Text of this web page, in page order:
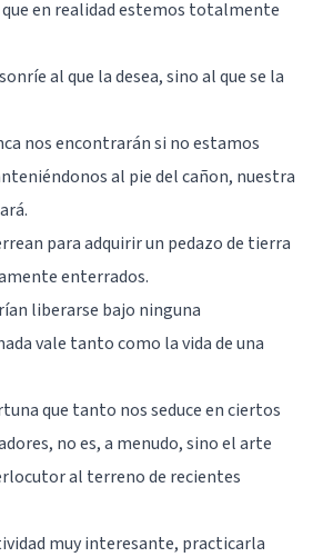
en realidad estemos totalmente
al que la desea, sino al que se la
nos encontrarán si no estamos
al pie del cañon, nuestra
para adquirir un pedazo de tierra
enterrados.
liberarse bajo ninguna
vale tanto como la vida de una
que tanto nos seduce en ciertos
no es, a menudo, sino el arte
al terreno de recientes
muy interesante, practicarla